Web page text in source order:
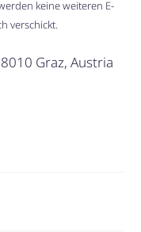
keine weiteren E-
verschickt.
Graz, Austria